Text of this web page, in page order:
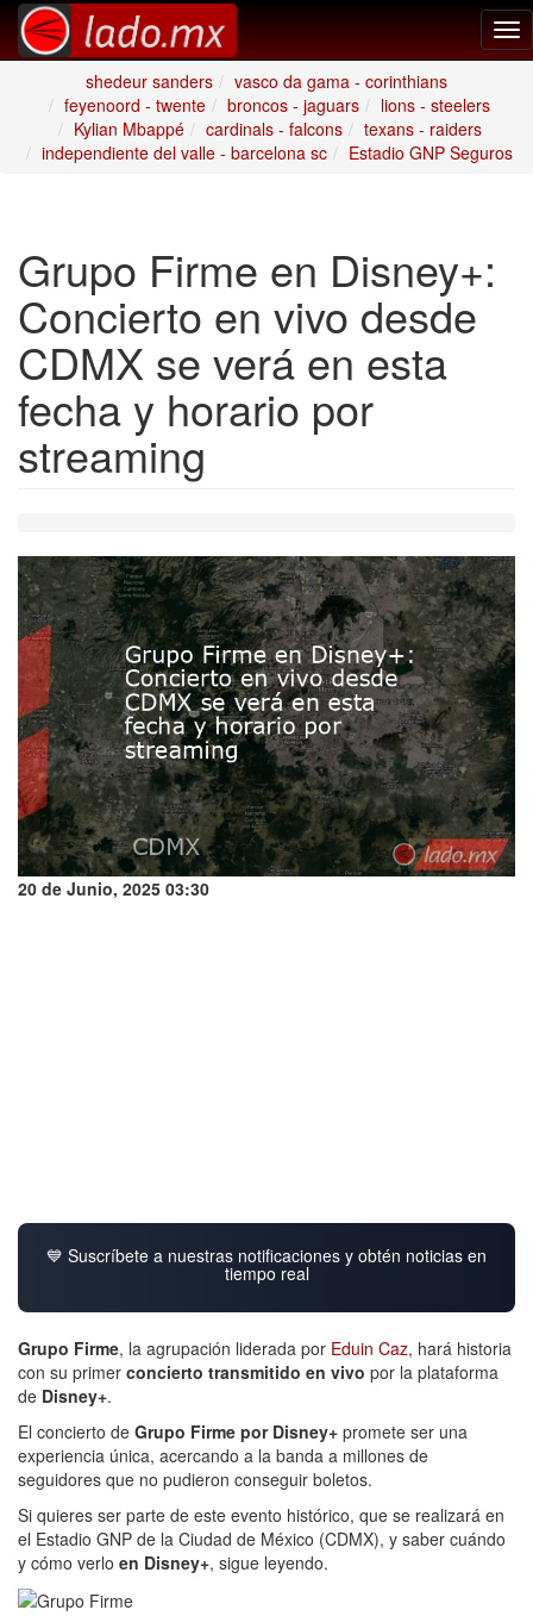
shedeur sanders
vasco da gama - corinthians
feyenoord - twente
broncos - jaguars
lions - steelers
Kylian Mbappé
cardinals - falcons
texans - raiders
independiente del valle - barcelona sc
Estadio GNP Seguros
Grupo Firme en Disney+:
Concierto en vivo desde
CDMX se verá en esta
fecha y horario por
streaming
20 de Junio, 2025 03:30
💙 Suscríbete a nuestras notificaciones y obtén noticias en
tiempo real
Grupo Firme, la agrupación liderada por Eduin Caz, hará historia
con su primer concierto transmitido en vivo por la plataforma
de Disney+.
El concierto de Grupo Firme por Disney+ promete ser una
experiencia única, acercando a la banda a millones de
seguidores que no pudieron conseguir boletos.
Si quieres ser parte de este evento histórico, que se realizará en
el Estadio GNP de la Ciudad de México (CDMX), y saber cuándo
y cómo verlo en Disney+, sigue leyendo.